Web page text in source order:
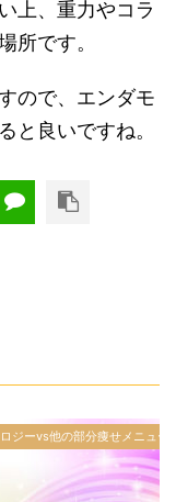
上、重力やコラ
所です。
ので、エンダモ
と良いですね。
ジーvs他の部分痩せメニュー